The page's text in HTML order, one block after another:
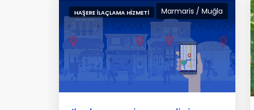
Marmaris / Muğla
HAŞERE İLAÇLAMA HIZMETI